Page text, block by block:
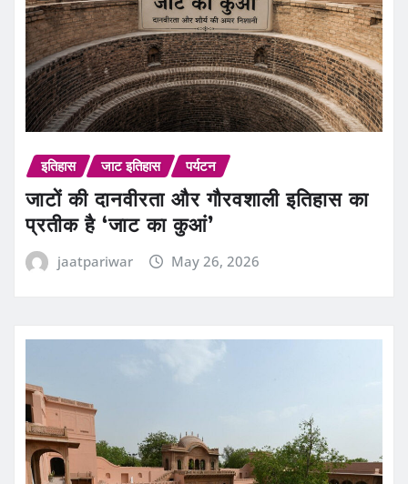
इतिहास जाट इतिहास पर्यटन
जाटों की दानवीरता और गौरवशाली इतिहास का
प्रतीक है ‘जाट का कुआं’
jaatpariwar May 26, 2026